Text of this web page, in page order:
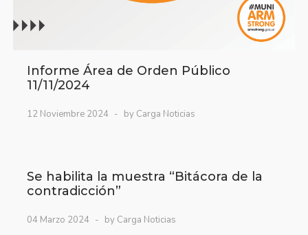
Informe Área de Orden Público
11/11/2024
12 Noviembre 2024 by Carga Noticias
Se habilita la muestra “Bitácora de la
contradicción”
04 Marzo 2024 by Carga Noticias